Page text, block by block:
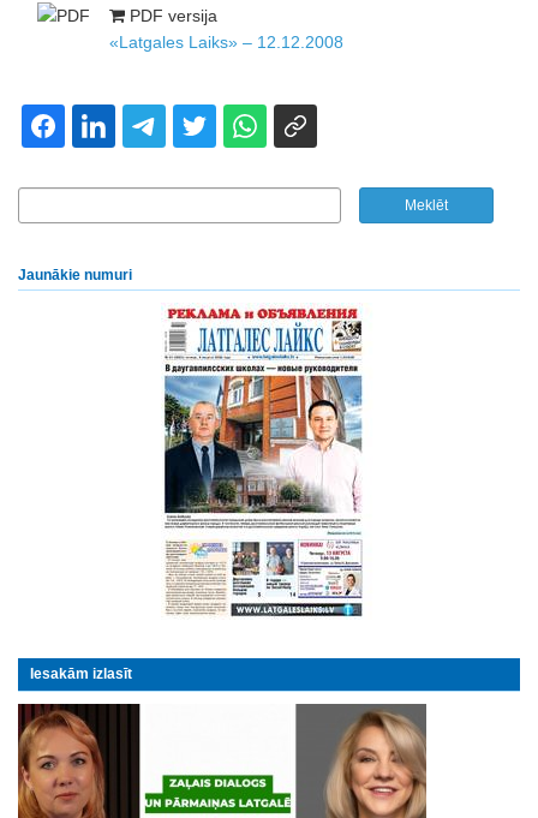
PDF versija
«Latgales Laiks» – 12.12.2008
Jaunākie numuri
Iesakām izlasīt